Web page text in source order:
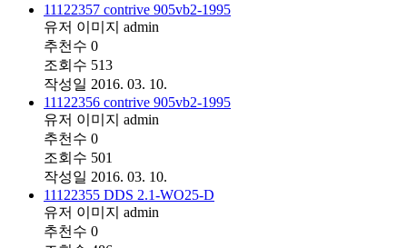
11122357 contrive 905vb2-1995
유저 이미지 admin
추천수 0
조회수 513
작성일 2016. 03. 10.
11122356 contrive 905vb2-1995
유저 이미지 admin
추천수 0
조회수 501
작성일 2016. 03. 10.
11122355 DDS 2.1-WO25-D
유저 이미지 admin
추천수 0